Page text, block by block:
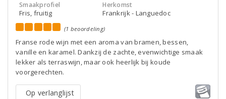
Smaakprofiel
Fris, fruitig
Herkomst
Frankrijk - Languedoc
(1 beoordeling)
Franse rode wijn met een aroma van bramen, bessen,
vanille en karamel. Dankzij de zachte, evenwichtige smaak
lekker als terraswijn, maar ook heerlijk bij koude
voorgerechten.
Op verlanglijst